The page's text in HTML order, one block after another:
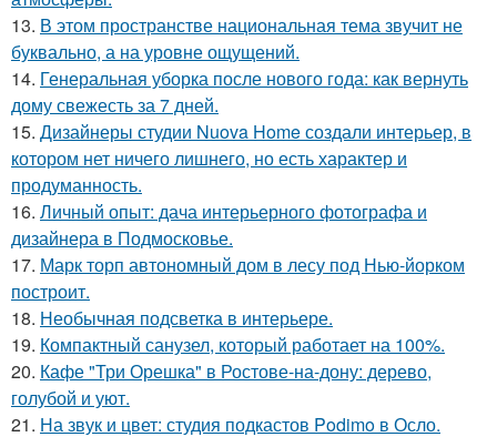
13. В этом пространстве национальная тема звучит не
буквально, а на уровне ощущений.
14. Генеральная уборка после нового года: как вернуть
дому свежесть за 7 дней.
15. Дизайнеры студии Nuova Home создали интерьер, в
котором нет ничего лишнего, но есть характер и
продуманность.
16. Личный опыт: дача интерьерного фотографа и
дизайнера в Подмосковье.
17. Марк торп автономный дом в лесу под Нью-йорком
построит.
18. Необычная подсветка в интерьере.
19. Компактный санузел, который работает на 100%.
20. Кафе "Три Орешка" в Ростове-на-дону: дерево,
голубой и уют.
21. На звук и цвет: студия подкастов Podimo в Осло.